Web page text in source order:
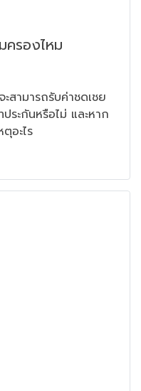
ครองไหม
สามารถรับค่าชดเชย
ระกันหรือไม่ และหาก
อะไร